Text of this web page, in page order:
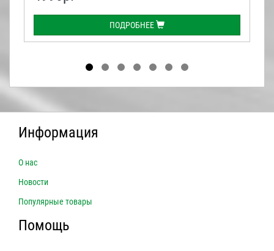
ПОДРОБНЕЕ
Информация
О нас
Новости
Популярные товары
Помощь